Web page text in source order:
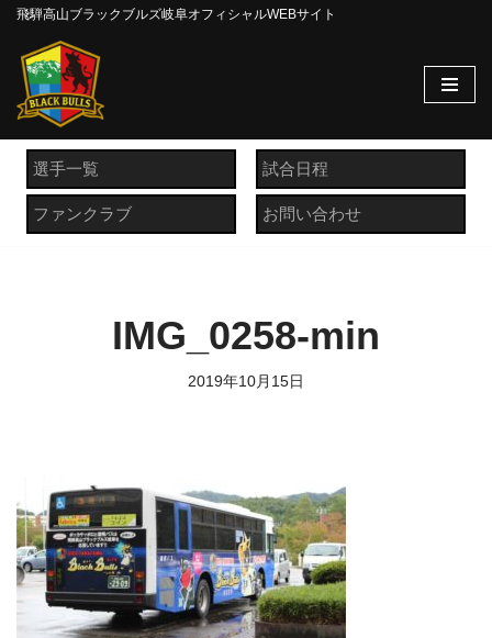
コ
ン
テ
ン
へ
飛騨高山ブラックブルズ岐阜オフィシャルWEBサイト
選手一覧 試合日程
ファンクラブ お問い合わせ
IMG_0258-min
2019年10月15日